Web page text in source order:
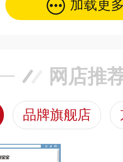
加载更
网店推
品牌旗舰店